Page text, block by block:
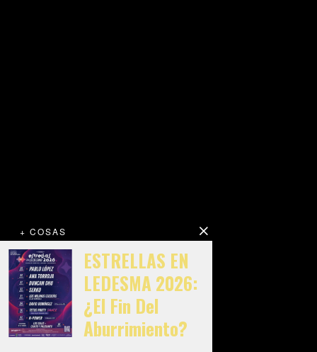
+ COSAS
ESTRELLAS EN
LEDESMA 2026:
¿El Fin Del
Aburrimiento?